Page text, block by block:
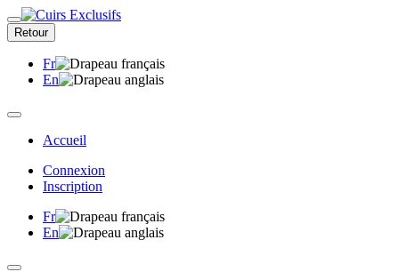
Retour
Fr
En
Accueil
Connexion
Inscription
Fr
En